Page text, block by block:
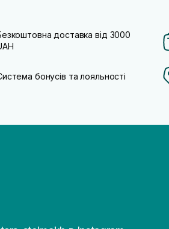
доставка від 3000
бонусів та лояльності